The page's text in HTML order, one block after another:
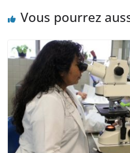
Vous pourrez